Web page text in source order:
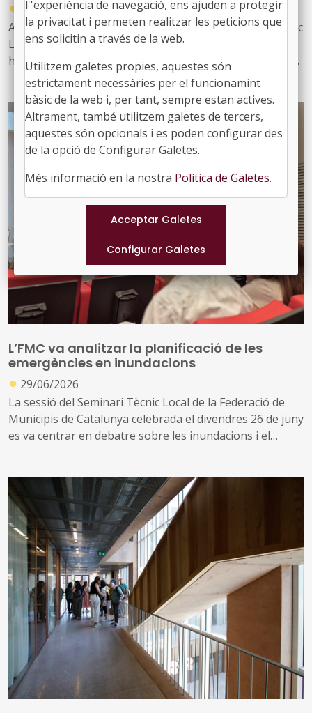
●
17/07/2026
Aquest matí hem celebrat una sessió del Seminari Tècnic
Local en la què hem pogut aprofundir en el benestar i
hem pogut gaudir d’unes interessants ponències sobre
equilibri intern, comunicació interpersonal i l’ordre com
a aliat en el treball
L’FMC va analitzar la planificació de les
emergències en inundacions
● 29/06/2026
La sessió del Seminari Tècnic Local de la Federació de
Municipis de Catalunya celebrada el divendres 26 de juny
es va centrar en debatre sobre les inundacions i el
Sovint pensem que com més coneixement tenim de les
situacions més capacitat tenim per cercar i implementar
respostes i solucions. En aquest sentit, els ponents
d’aquesta sessió van intentar aclarir els dubtes i les
incerteses als escenaris als quals ens enfrontem i van
abordar possible solucions tenint en compte la rapidesa
amb què es produeixen l’evolució i el canvi
l''experiència de navegació, ens ajuden a protegir
la privacitat i permeten realitzar les peticions que
ens solicitin a través de la web.
Utilitzem galetes propies, aquestes són
estrictament necessàries per el funcionamint
bàsic de la web i, per tant, sempre estan actives.
Altrament, també utilitzem galetes de tercers,
aquestes són opcionals i es poden configurar des
de la opció de Configurar Galetes.
Més informació en la nostra Política de Galetes.